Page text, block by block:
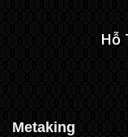
Hỗ
Metaking